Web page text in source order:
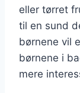
eller tørret
til en sund
børnene vil
børnene i
mere